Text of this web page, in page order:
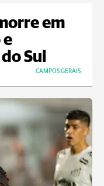
em
e
Sul
CAMPOS GERAIS